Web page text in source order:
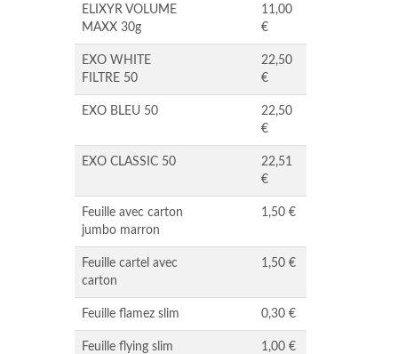
ELIXYR VOLUME
MAXX 30g
11,00
€
EXO WHITE
FILTRE 50
22,50
€
EXO BLEU 50
22,50
€
EXO CLASSIC 50
22,51
€
Feuille avec carton
jumbo marron
1,50 €
Feuille cartel avec
carton
1,50 €
Feuille flamez slim 0,30 €
Feuille flying slim
1,00 €